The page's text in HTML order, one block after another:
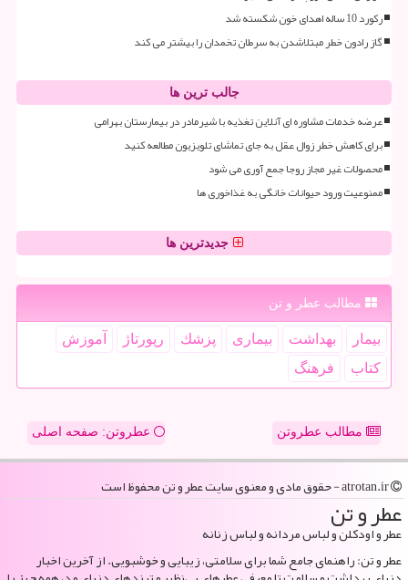
رکورد 10 ساله اهدای خون شکسته شد
گاز رادون خطر مبتلاشدن به سرطان تخمدان را بیشتر می کند
جالب ترین ها
عرضه خدمات مشاوره ای آنلاین تغذیه با شیرمادر در بیمارستان بهرامی
برای کاهش خطر زوال عقل به جای تماشای تلویزیون مطالعه کنید
محصولات غیر مجاز روجا جمع آوری می شود
ممنوعیت ورود حیوانات خانگی به غذاخوری ها
جدیدترین ها
مطالب عطر و تن
بیمار بهداشت بیماری پزشك رپورتاژ
آموزش
كتاب
فرهنگ
مطالب عطروتن عطروتن: صفحه اصلی
عطر و تن
عطر و اودکلن و لباس مردانه و لباس زنانه
عطر و تن: راهنمای جامع شما برای سلامتی، زیبایی و خوشبویی. از آخرین اخبار